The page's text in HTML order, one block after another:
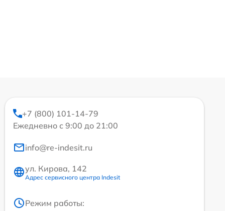
+7 (800) 101-14-79
Ежедневно с 9:00 до 21:00
info@re-indesit.ru
ул. Кирова, 142
Адрес сервисного центра Indesit
Режим работы: